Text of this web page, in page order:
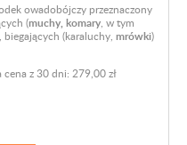
owadobójczy przeznaczony
(muchy, komary , w tym
(karaluchy, mrówki)
cena z 30 dni: 279,00 zł